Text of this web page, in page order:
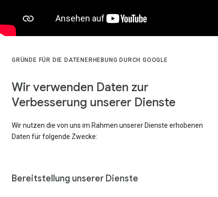
GRÜNDE FÜR DIE DATENERHEBUNG DURCH GOOGLE
Wir verwenden Daten zur
Verbesserung unserer Dienste
Wir nutzen die von uns im Rahmen unserer Dienste erhobenen
Daten für folgende Zwecke:
Bereitstellung unserer Dienste